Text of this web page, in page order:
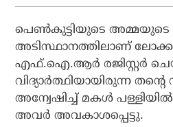
പെൺകുട്ടിയുടെ അമ്മയുടെ
അടിസ്ഥാനത്തിലാണ്
എഫ്.ഐ.ആർ രജിസ്റ്റർ
വിദ്യാർത്ഥിയായിരുന്ന
അന്വേഷിച്ച് മകൾ
അവർ അവകാശപ്പെട്ടു.